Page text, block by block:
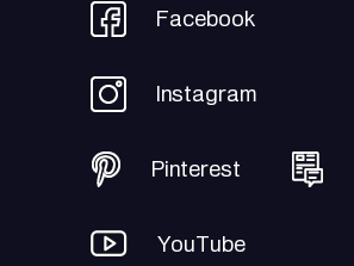
Facebook
Instagram
Pinterest
YouTube